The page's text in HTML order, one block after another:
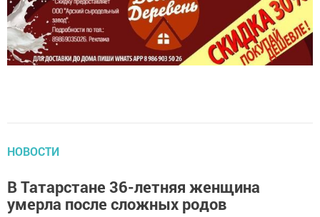
НОВОСТИ
В Татарстане 36-летняя женщина
умерла после сложных родов